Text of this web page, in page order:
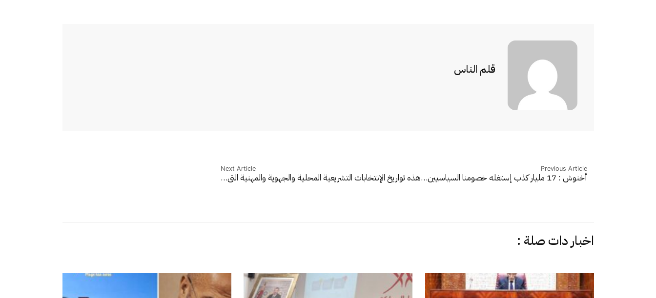
قلم الناس
Previous Article
أخنوش : 17 مليار كذب إستغله خصومنا السياسيين…
Next Article
هذه تواريخ الإنتخابات التشريعية المحلية والجهوية والمهنية التي…
اخبار دات صلة :